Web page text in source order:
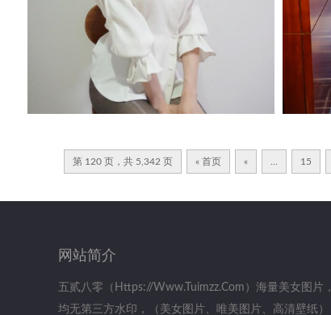
第 120 页，共 5,342 页 « 首页 « 15
网站简介
五贰八零（https://www.tuimzz.com）海量美女图片，
均无第三方水印，（美女图片、唯美图片、高清壁纸）